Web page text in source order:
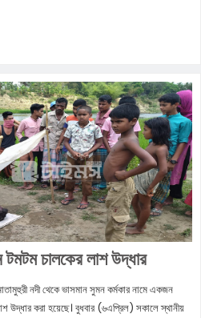
টমটম চালকের লাশ উদ্ধার
নদী থেকে ভাসমান সুমন কর্মকার নামে একজন
উদ্ধার করা হয়েছে। বুধবার (৬এপ্রিল) সকালে স্থানীয়